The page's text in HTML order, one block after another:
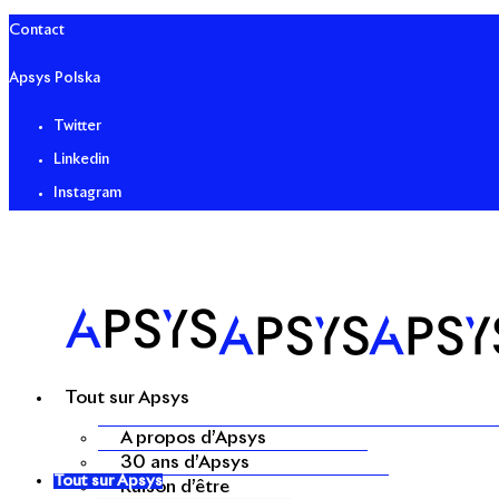
Contact
Apsys Polska
Twitter
Linkedin
Instagram
Tout sur Apsys
A propos d’Apsys
30 ans d’Apsys
Raison d’être
Tout sur Apsys